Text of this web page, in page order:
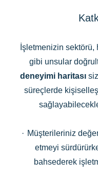
İşletmenizin
gibi unsular
deneyimi haritası
süreçlerde
· Müşterileriniz
etmeyi
bahsederek